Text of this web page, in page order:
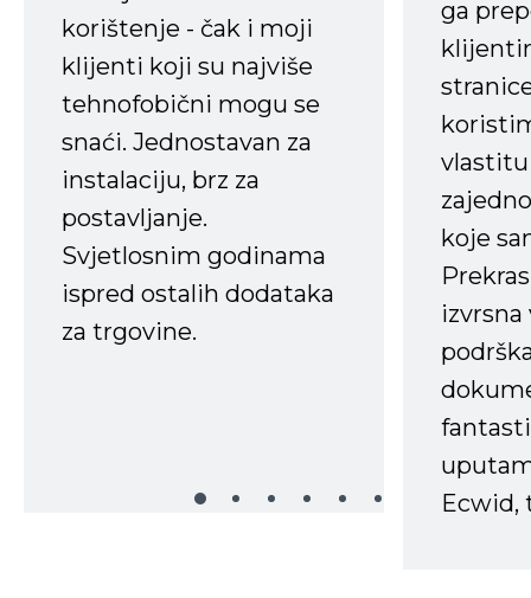
korištenje - čak i moji
klijenti koji su najviše
tehnofobični mogu se
snaći. Jednostavan za
instalaciju, brz za
postavljanje.
Svjetlosnim godinama
ispred ostalih dodataka
za trgovine.
ga
koje
Ecwid,